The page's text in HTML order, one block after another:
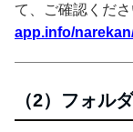
て、ご確認くださ
app.info/
（2）フォル